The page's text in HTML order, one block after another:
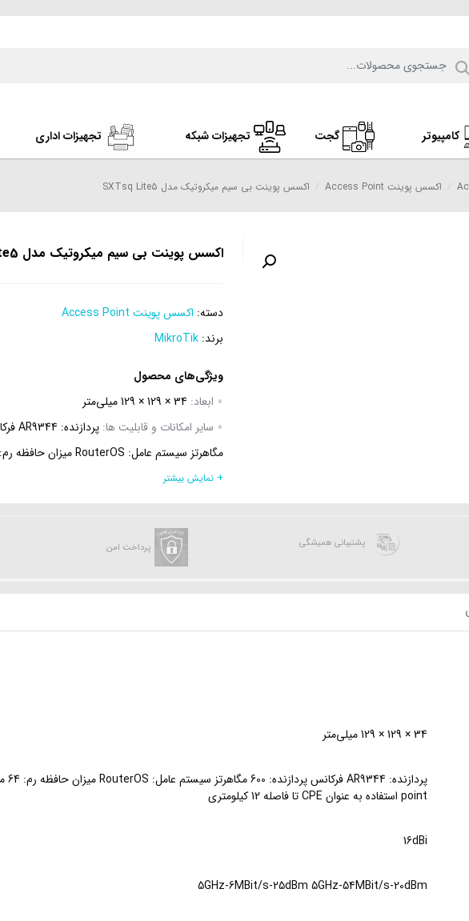
کامپیوتر گجت تجهیزات شبکه تجهیزات اداری
اکسس پوینت Access Point اکسس پوینت بی سیم میکروتیک مدل SXTsq Lite5
اکسس پوینت بی سیم میکروتیک مدل SXTsq Lite5
دسته: اکسس پوینت Access Point
برند: MikroTik
ویژگی‌های محصول
ابعاد: 34 × 129 × 129 میلی‌متر
سایر امکانات و قابلیت ها:
قدرت آنتن:16dBi
سرعت انتقال اطلاعات:
+ نمایش بیشتر
پشتیبانی همیشگی پرداخت امن
34 × 129 × 129 میلی‌متر
point استفاده به عنوان CPE تا فاصله 12 کیلومتری
16dBi
5GHz-6MBit/s-25dBm 5GHz-54MBit/s-20dBm